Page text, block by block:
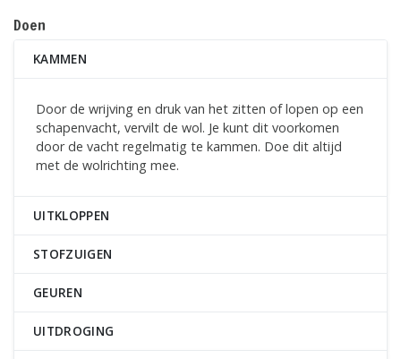
Doen
KAMMEN
Door de wrijving en druk van het zitten of lopen op een
schapenvacht, vervilt de wol. Je kunt dit voorkomen
door de vacht regelmatig te kammen. Doe dit altijd
met de wolrichting mee.
UITKLOPPEN
STOFZUIGEN
GEUREN
UITDROGING